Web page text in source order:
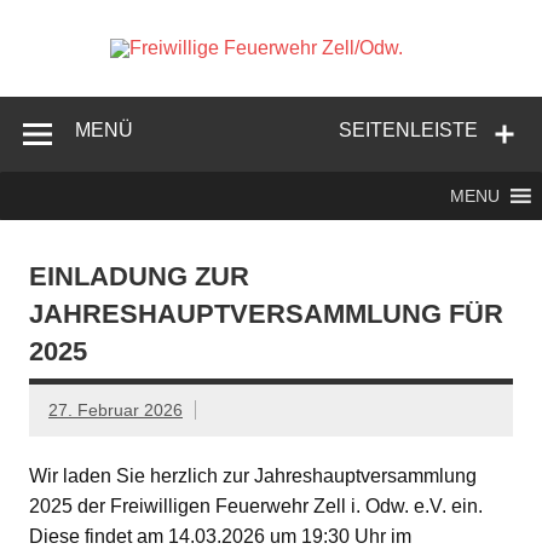
Zell/
SEITENLEISTE
MENÜ
MENU
EINLADUNG ZUR
JAHRESHAUPTVERSAMMLUNG FÜR
2025
27. Februar 2026
Wir laden Sie herzlich zur Jahreshauptversammlung
2025 der Freiwilligen Feuerwehr Zell i. Odw. e.V. ein.
Diese findet am 14.03.2026 um 19:30 Uhr im